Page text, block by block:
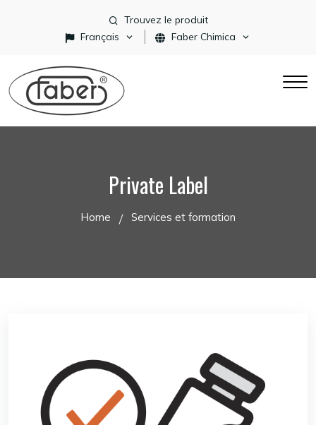
Trouvez le produit
Français
Faber Chimica
Private Label
Home Services et formation